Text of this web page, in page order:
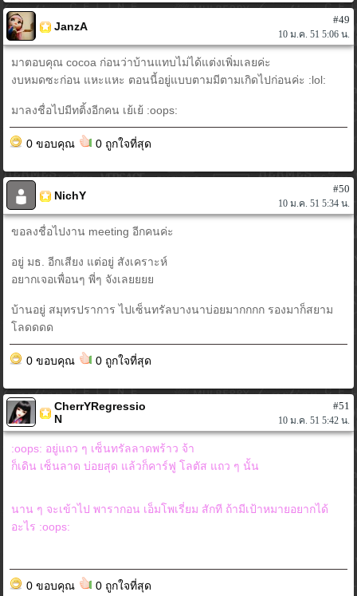
JanzA
#49
10 ม.ค. 51 5:06 น.
มาตอบคุณ cocoa ก่อนว่าบ้านแทบไม่ได้แต่งเพิ่มเลยค่ะ
งบหมดซะก่อน แหะแหะ ตอนนี้อยู่แบบตามมีตามเกิดไปก่อนค่ะ :lol:
มาลงชื่อไปมีทติ้งอีกคน เย้เย้ :oops:
0 ขอบคุณ 0 ถูกใจที่สุด
NichY
#50
10 ม.ค. 51 5:34 น.
ขอลงชื่อไปงาน meeting อีกคนค่ะ
อยู่ มธ. อีกเสียง แต่อยู่ สังเคราะห์
อยากเจอเพื่อนๆ พี่ๆ จังเลยยยย
บ้านอยู่ สมุทรปราการ ไปเซ็นทรัลบางนาบ่อยมากกกก รองมาก็สยาม
โลดดดด
0 ขอบคุณ 0 ถูกใจที่สุด
CherrYRegressio
N
#51
10 ม.ค. 51 5:42 น.
:oops: อยู่แถว ๆ เซ็นทรัลลาดพร้าว จ้า
ก็เดิน เซ็นลาด บ่อยสุด แล้วก็คาร์ฟู โลตัส แถว ๆ นั้น
นาน ๆ จะเข้าไป พารากอน เอ็มโพเรี่ยม สักที ถ้ามีเป้าหมายอยากได้
อะไร :oops:
0 ขอบคุณ 0 ถูกใจที่สุด